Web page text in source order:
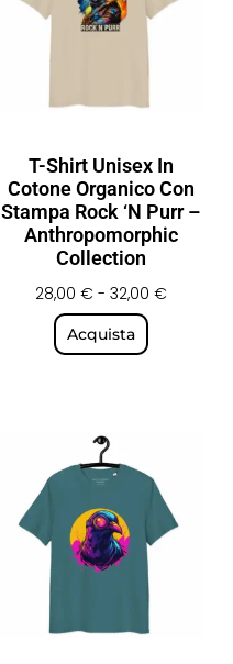
T-Shirt Unisex In
Cotone Organico Con
Stampa Rock ‘n Purr –
Anthropomorphic
Collection
28,00 € - 32,00 €
Acquista